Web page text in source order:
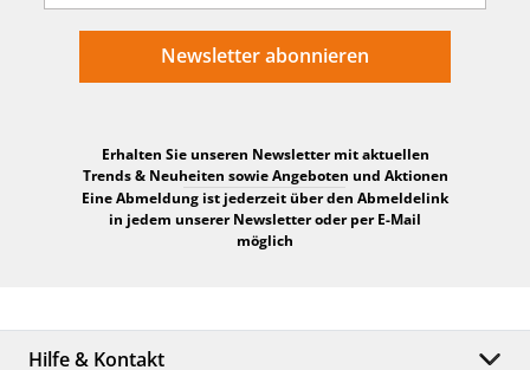
Newsletter abonnieren
Erhalten Sie unseren Newsletter mit aktuellen
Trends & Neuheiten sowie Angeboten und Aktionen
Eine Abmeldung ist jederzeit über den Abmeldelink
in jedem unserer Newsletter oder per E-Mail
möglich
Hilfe & Kontakt